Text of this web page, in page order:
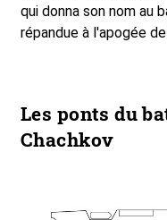
qui donna son nom au
répandue à l'apogée
Les ponts du
Chachkov